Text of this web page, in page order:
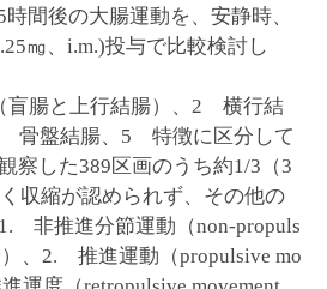
間後の大腸運動を、安静時、
㎎、i.m.)投与で比較検討し
腸と上行結腸）、2 横行結
盤結腸、5 特徴に区分して
察した389区画のうち約1/3（3
収縮が認められず、その他の
非推進分節運動（non-propuls
、2. 推進運動（propulsive mo